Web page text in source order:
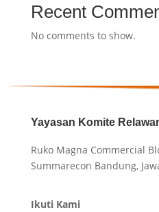
Recent
No comments to show.
Yayasan Komite
Ruko Magna Commercial
Summarecon Bandung,
Ikuti Kami